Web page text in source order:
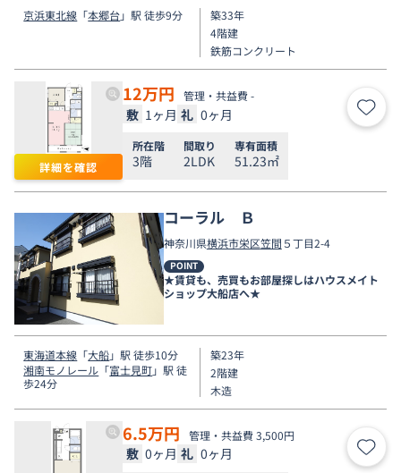
京浜東北線 「本郷台」駅 徒歩9分
築33年
4階建
鉄筋コンクリート
詳細を確認
12万円 管理・共益費 -
敷 1ヶ月 礼 0ヶ月 お気
所在階
3階
間取り
2LDK
専有面積
51.23㎡
コーラル Ｂ
神奈川県横浜市栄区笠間５丁目2-4
POINT
★賃貸も、売買もお部屋探しはハウスメイト
ショップ大船店へ★
東海道本線 「大船」駅 徒歩10分
湘南モノレール 「富士見町」駅 徒
歩24分
築23年
2階建
木造
6.5万円 管理・共益費 3,500円
敷 0ヶ月 礼 0ヶ月 お気